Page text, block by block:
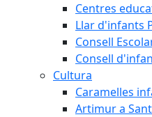
Centres
Llar d'infants
Consell
Consell
Cultura
Caramelles
Artimur a